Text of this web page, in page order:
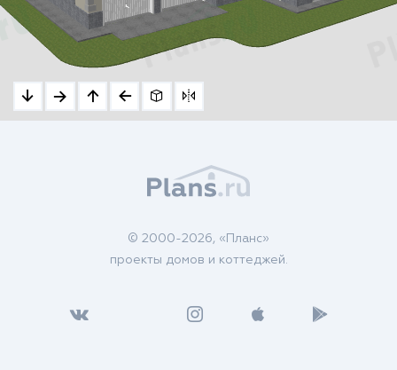
© 2000-2026, «Планс»
проекты домов и коттеджей.